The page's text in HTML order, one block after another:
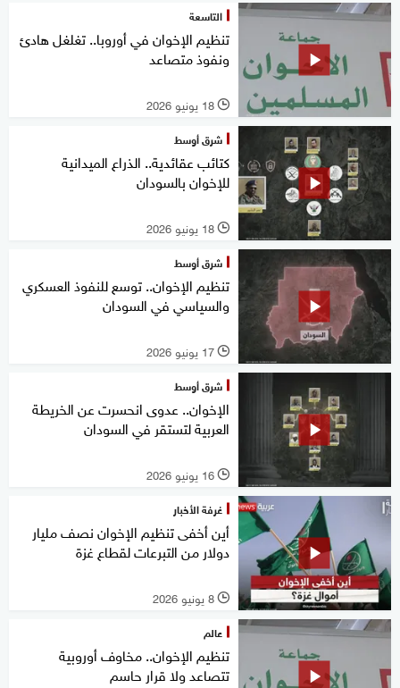
التاسعة
تنظيم الإخوان في أوروبا.. تغلغل هادئ
ونفوذ متصاعد
l 18 يونيو 2026
شرق أوسط
كتائب عقائدية.. الذراع الميدانية
للإخوان بالسودان
l 18 يونيو 2026
شرق أوسط
تنظيم الإخوان.. توسع للنفوذ العسكري
والسياسي في السودان
l 17 يونيو 2026
شرق أوسط
الإخوان.. عدوى انحسرت عن الخريطة
العربية لتستقر في السودان
l 16 يونيو 2026
غرفة الأخبار
أين أخفى تنظيم الإخوان نصف مليار
دولار من التبرعات لقطاع غزة
l 8 يونيو 2026
عالم
تنظيم الإخوان.. مخاوف أوروبية
تتصاعد ولا قرار حاسم